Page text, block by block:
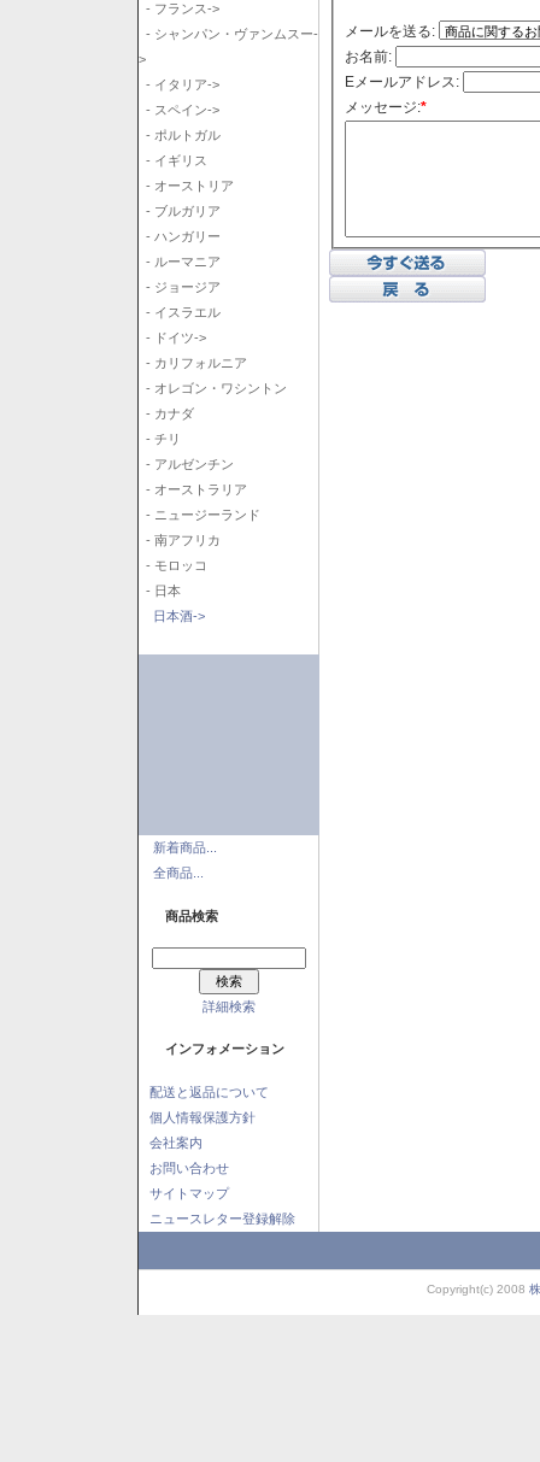
- フランス->
- シャンパン・ヴァンムスー-
>
- イタリア->
- スペイン->
- ポルトガル
- イギリス
- オーストリア
- ブルガリア
- ハンガリー
- ルーマニア
- ジョージア
- イスラエル
- ドイツ->
- カリフォルニア
- オレゴン・ワシントン
- カナダ
- チリ
- アルゼンチン
- オーストラリア
- ニュージーランド
- 南アフリカ
- モロッコ
- 日本
日本酒->
新着商品...
全商品...
商品検索
詳細検索
インフォメーション
配送と返品について
個人情報保護方針
会社案内
お問い合わせ
サイトマップ
ニュースレター登録解除
メールを送る:
お名前:
Eメールアドレス:
メッセージ:*
Copyright(c) 2008